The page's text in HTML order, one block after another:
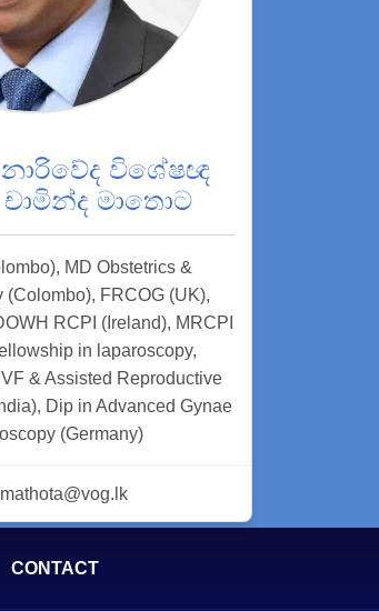
නාරිවේද විශේෂඥ
මාතොට
MD Obstetrics &
(Colombo), FRCOG (UK),
RCPI (Ireland), MRCPI
in laparoscopy,
& Assisted Reproductive
Dip in Advanced Gynae
(Germany)
CONTACT